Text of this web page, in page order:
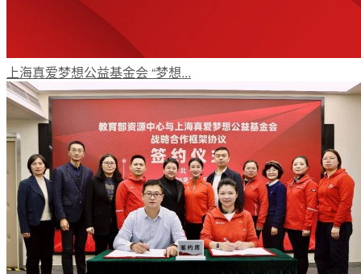
专项基金
伙伴发展
评估报告
公开透明
上海真爱梦想公益基金会 “梦想...